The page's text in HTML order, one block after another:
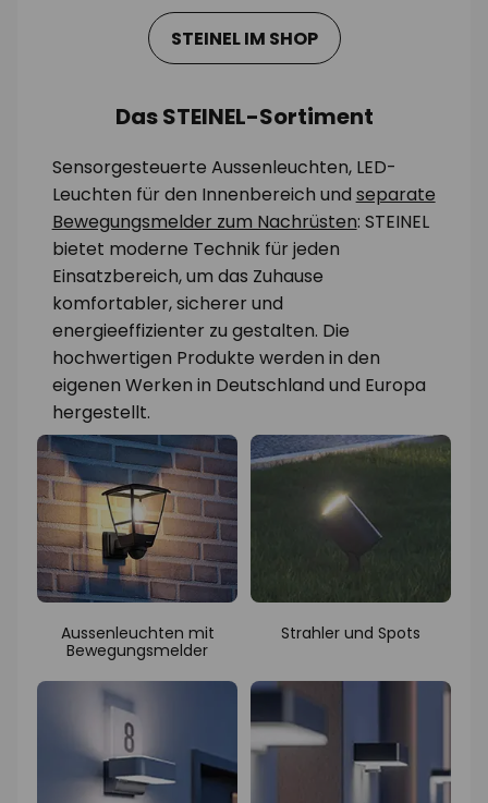
STEINEL IM SHOP
Das STEINEL-Sortiment
Sensorgesteuerte Aussenleuchten, LED-
Leuchten für den Innenbereich und separate
Bewegungsmelder zum Nachrüsten: STEINEL
bietet moderne Technik für jeden
Einsatzbereich, um das Zuhause
komfortabler, sicherer und
energieeffizienter zu gestalten. Die
hochwertigen Produkte werden in den
eigenen Werken in Deutschland und Europa
hergestellt.
Aussenleuchten mit
Bewegungsmelder
Strahler und Spots